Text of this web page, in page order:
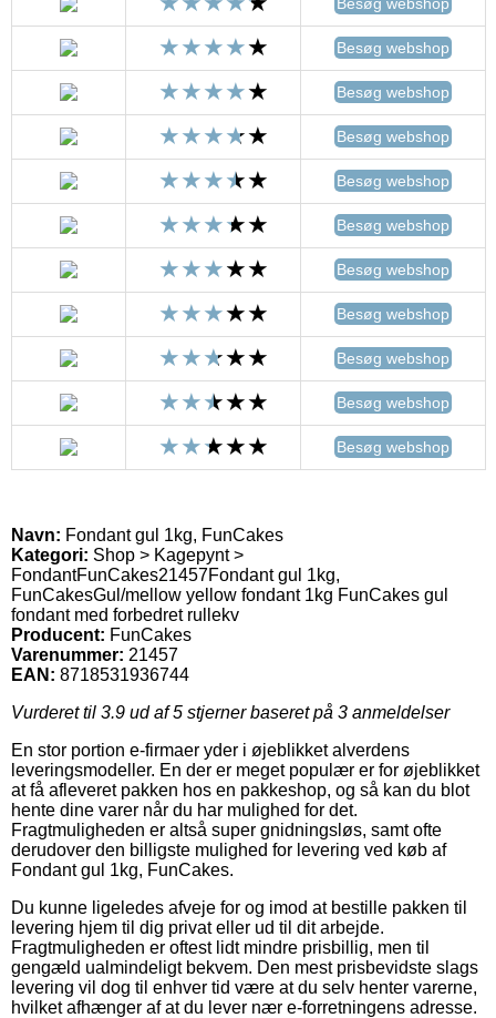
Besøg webshop
Besøg webshop
Besøg webshop
Besøg webshop
Besøg webshop
Besøg webshop
Besøg webshop
Besøg webshop
Besøg webshop
Besøg webshop
Navn: Fondant gul 1kg, FunCakes
Kategori: Shop > Kagepynt >
FondantFunCakes21457Fondant gul 1kg,
FunCakesGul/mellow yellow fondant 1kg FunCakes gul
fondant med forbedret rullekv
Producent: FunCakes
Varenummer: 21457
EAN: 8718531936744
Vurderet til 3.9 ud af 5 stjerner baseret på 3 anmeldelser
En stor portion e-firmaer yder i øjeblikket alverdens
leveringsmodeller. En der er meget populær er for øjeblikket
at få afleveret pakken hos en pakkeshop, og så kan du blot
hente dine varer når du har mulighed for det.
Fragtmuligheden er altså super gnidningsløs, samt ofte
derudover den billigste mulighed for levering ved køb af
Fondant gul 1kg, FunCakes.
Du kunne ligeledes afveje for og imod at bestille pakken til
levering hjem til dig privat eller ud til dit arbejde.
Fragtmuligheden er oftest lidt mindre prisbillig, men til
gengæld ualmindeligt bekvem. Den mest prisbevidste slags
levering vil dog til enhver tid være at du selv henter varerne,
hvilket afhænger af at du lever nær e-forretningens adresse.